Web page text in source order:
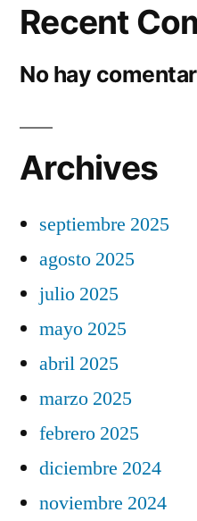
Recent
No hay
Archives
septiembre 2025
agosto 2025
julio 2025
mayo 2025
abril 2025
marzo 2025
febrero 2025
diciembre 2024
noviembre 2024